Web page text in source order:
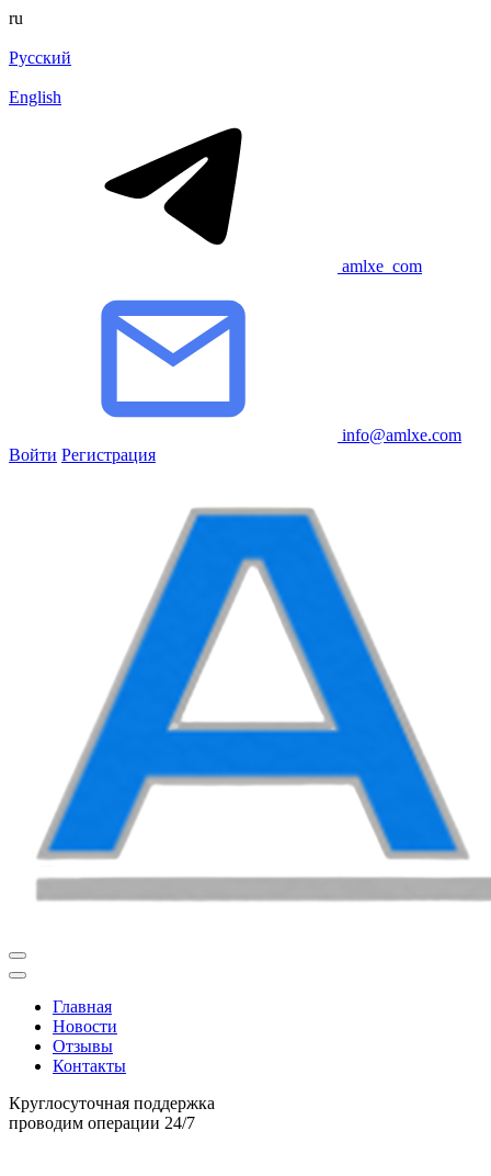
ru
Русский
English
amlxe_com
info@amlxe.com
Войти Регистрация
Главная
Новости
Отзывы
Контакты
Круглосуточная поддержка
проводим операции 24/7